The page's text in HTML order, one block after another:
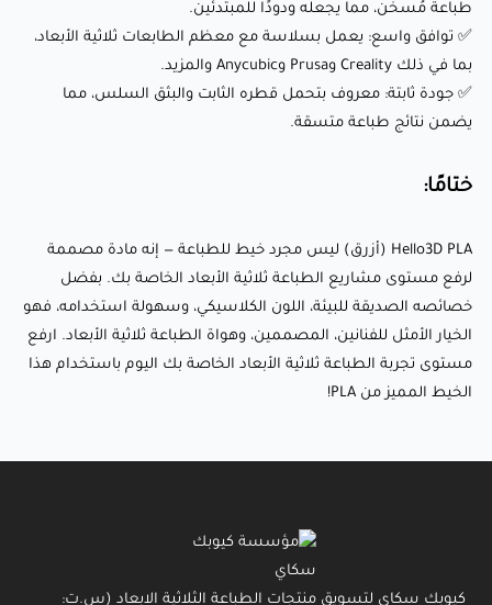
فهو الخيار الأمثل للفنانين، المصممين، وهواة الطباعة ثلاثية
الأبعاد. ارفع مستوى تجربة الطباعة ثلاثية الأبعاد الخاصة بك اليوم
باستخدام هذا الخيط المميز من PLA!
طباعة مُسخّن، مما يجعله ودودًا للمبتدئين.
✅ توافق واسع: يعمل بسلاسة مع معظم الطابعات ثلاثية الأبعاد،
بما في ذلك Creality وPrusa وAnycubic والمزيد.
✅ جودة ثابتة: معروف بتحمل قطره الثابت والبثق السلس، مما
يضمن نتائج طباعة متسقة.
ختامًا:
Hello3D PLA (أزرق) ليس مجرد خيط للطباعة — إنه مادة مصممة
لرفع مستوى مشاريع الطباعة ثلاثية الأبعاد الخاصة بك. بفضل
خصائصه الصديقة للبيئة، اللون الكلاسيكي، وسهولة استخدامه، فهو
الخيار الأمثل للفنانين، المصممين، وهواة الطباعة ثلاثية الأبعاد. ارفع
مستوى تجربة الطباعة ثلاثية الأبعاد الخاصة بك اليوم باستخدام هذا
الخيط المميز من PLA!
كيوبك سكاي لتسويق منتجات الطباعة الثلاثية الابعاد (س.ت: